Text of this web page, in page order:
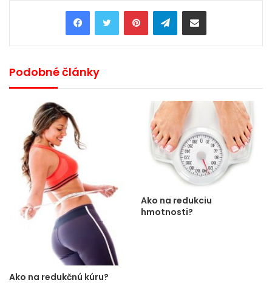
PinterestTelegramShare via Email
Podobné články
Ako na redukčnú kúru?
Ako na redukciu
hmotnosti?